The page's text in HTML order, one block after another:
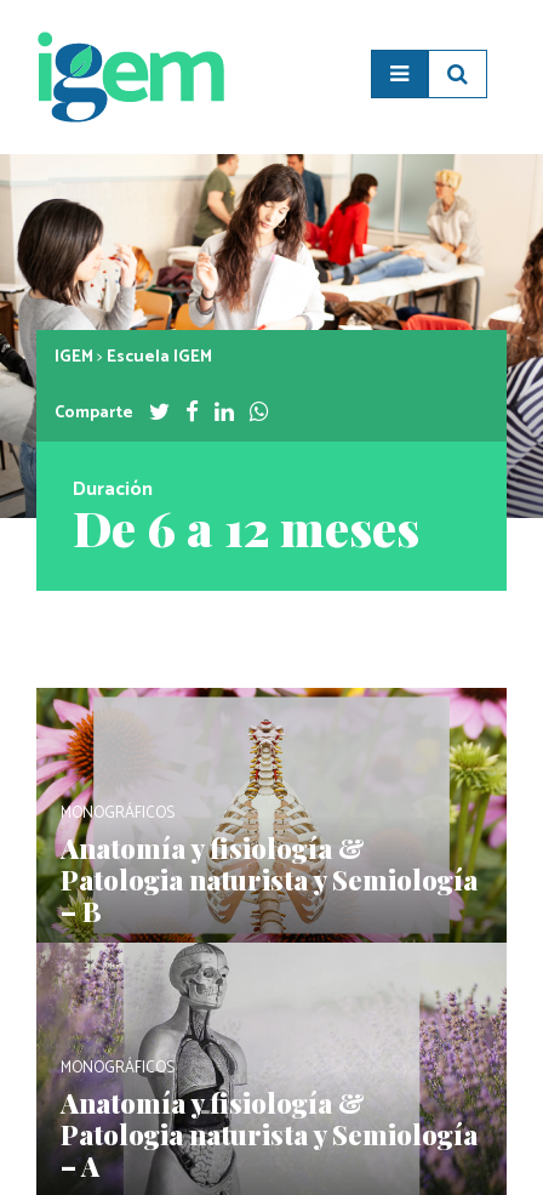
IGEM> Escuela IGEM
Comparte
Duración
De 6 a 12 meses
MONOGRÁFICOS
Anatomía y fisiología &
Patologia naturista y Semiología
– B
MONOGRÁFICOS
Anatomía y fisiología &
Patologia naturista y Semiología
– A